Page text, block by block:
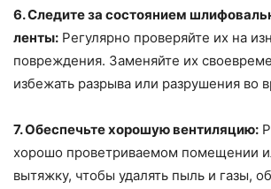
6. Следите за состоянием
ленты: Регулярно проверяйте их на
повреждения. Заменяйте их
избежать разрыва или разрушения во
7. Обеспечьте хорошую вентиляцию:
хорошо проветриваемом помещении
вытяжку, чтобы удалять пыль и газы,